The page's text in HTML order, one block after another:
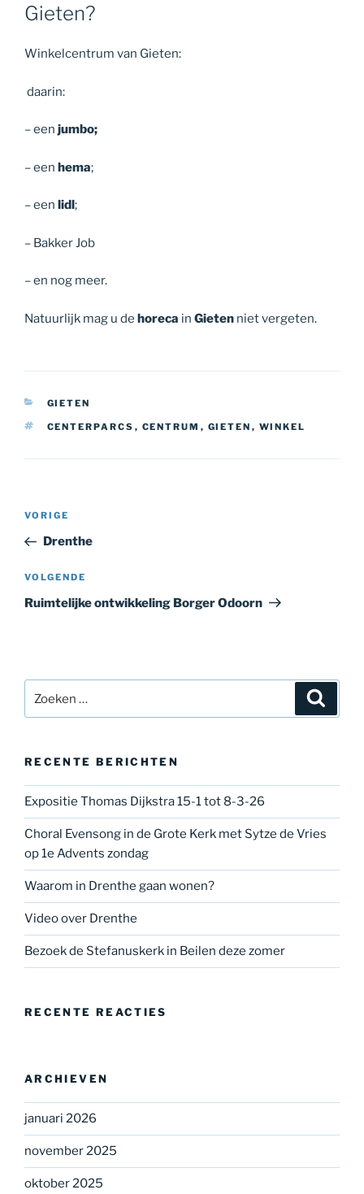
Gieten?
Winkelcentrum van Gieten:
daarin:
– een jumbo;
– een hema;
– een lidl;
– Bakker Job
– en nog meer.
Natuurlijk mag u de horeca in Gieten niet vergeten.
CATEGORIEËN
GIETEN
TAGS
CENTERPARCS , CENTRUM , GIETEN , WINKEL
Bericht
Vorig
bericht
VORIGE
Drenthe
Volgend
bericht
VOLGENDE
Ruimtelijke ontwikkeling Borger Odoorn
naar:
RECENTE BERICHTEN
Expositie Thomas Dijkstra 15-1 tot 8-3-26
Choral Evensong in de Grote Kerk met Sytze de Vries
op 1e Advents zondag
Waarom in Drenthe gaan wonen?
Video over Drenthe
Bezoek de Stefanuskerk in Beilen deze zomer
RECENTE REACTIES
ARCHIEVEN
januari 2026
november 2025
oktober 2025